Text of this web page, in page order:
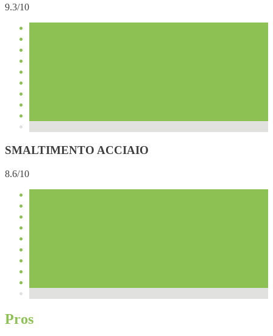
9.3/10
SMALTIMENTO ACCIAIO
8.6/10
Pros